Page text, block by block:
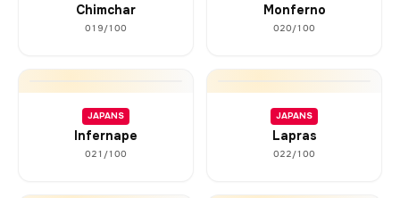
Chimchar
019/100
Monferno
020/100
JAPANS
Infernape
021/100
JAPANS
Lapras
022/100